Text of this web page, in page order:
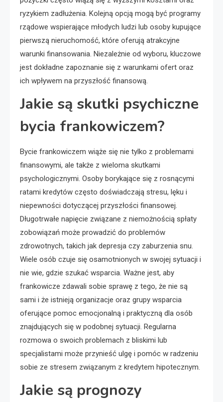
ryzykiem zadłużenia. Kolejną opcją mogą być programy
rządowe wspierające młodych ludzi lub osoby kupujące
pierwszą nieruchomość, które oferują atrakcyjne
warunki finansowania. Niezależnie od wyboru, kluczowe
jest dokładne zapoznanie się z warunkami ofert oraz
ich wpływem na przyszłość finansową.
Jakie są skutki psychiczne
bycia frankowiczem?
Bycie frankowiczem wiąże się nie tylko z problemami
finansowymi, ale także z wieloma skutkami
psychologicznymi. Osoby borykające się z rosnącymi
ratami kredytów często doświadczają stresu, lęku i
niepewności dotyczącej przyszłości finansowej.
Długotrwałe napięcie związane z niemożnością spłaty
zobowiązań może prowadzić do problemów
zdrowotnych, takich jak depresja czy zaburzenia snu.
Wiele osób czuje się osamotnionych w swojej sytuacji i
nie wie, gdzie szukać wsparcia. Ważne jest, aby
frankowicze zdawali sobie sprawę z tego, że nie są
sami i że istnieją organizacje oraz grupy wsparcia
oferujące pomoc emocjonalną i praktyczną dla osób
znajdujących się w podobnej sytuacji. Regularna
rozmowa o swoich problemach z bliskimi lub
specjalistami może przynieść ulgę i pomóc w radzeniu
sobie ze stresem związanym z kredytem hipotecznym.
Jakie są prognozy